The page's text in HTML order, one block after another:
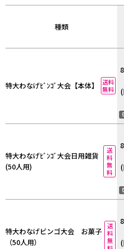
種類
特大わなげﾋﾞﾝｺﾞ大会【本体】
送料
無料
特大わなげﾋﾞﾝｺﾞ大会日用雑貨
(50人用)
送
料
無
料
特大わなげビンゴ大会 お菓子
（50人用）
送
料
無